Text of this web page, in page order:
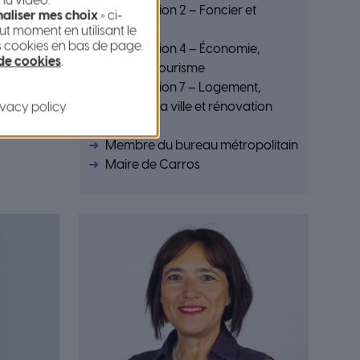
Commission 2 – Foncier et
urbanisme
Commission 4 – Économie,
Industrie et Tourisme
Commission 7 – Logement,
Politique de la ville et rénovation
Membre du bureau métropolitain
Maire de Carros
mes choix» ci-
moment en utilisant le
en bas de page.
cookies.
policy